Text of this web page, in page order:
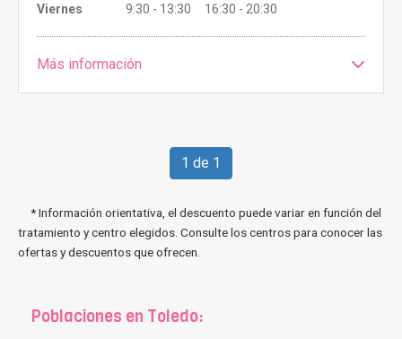
Viernes
9:30 - 13:30 16:30 - 20:30
Más información
1 de 1
* Información orientativa, el descuento puede variar en función del
tratamiento y centro elegidos. Consulte los centros para conocer las
ofertas y descuentos que ofrecen.
Poblaciones en Toledo: